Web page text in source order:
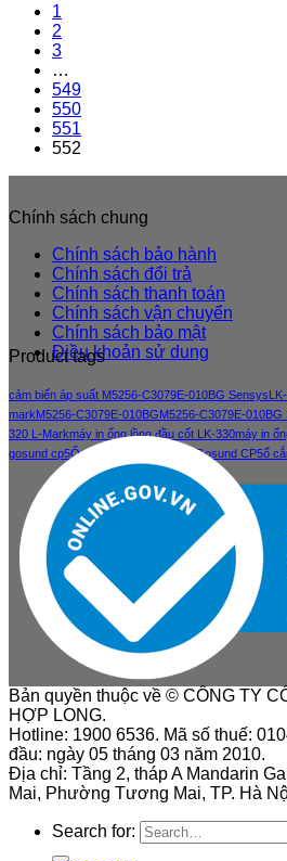
1
2
3
…
549
550
551
552
Chính sách chung
Chính sách bảo hành
Chính sách đổi trả
Chính sách thanh toán
Chính sách vận chuyển
Chính sách bảo mật
Điều khoản sử dung
Product tags
cảm biến áp suất M5256-C3079E-010BG Sensys
markM5256-C3079E-010BGM5256-C3079E-010BG
320 L-Markmáy in ống lồng đầu cốt LK-330máy in
gosund cp5Ổ cắm điện thông minh Gosund CP5ổ
Bản quyền thuộc về © CÔNG TY
HỢP LONG.
Hotline: 1900 6536. Mã số thuế:
đầu: ngày 05 tháng 03 năm 2010.
Địa chỉ: Tầng 2, tháp A Mandarin
Mai, Phường Tương Mai, TP. Hà
Search for: